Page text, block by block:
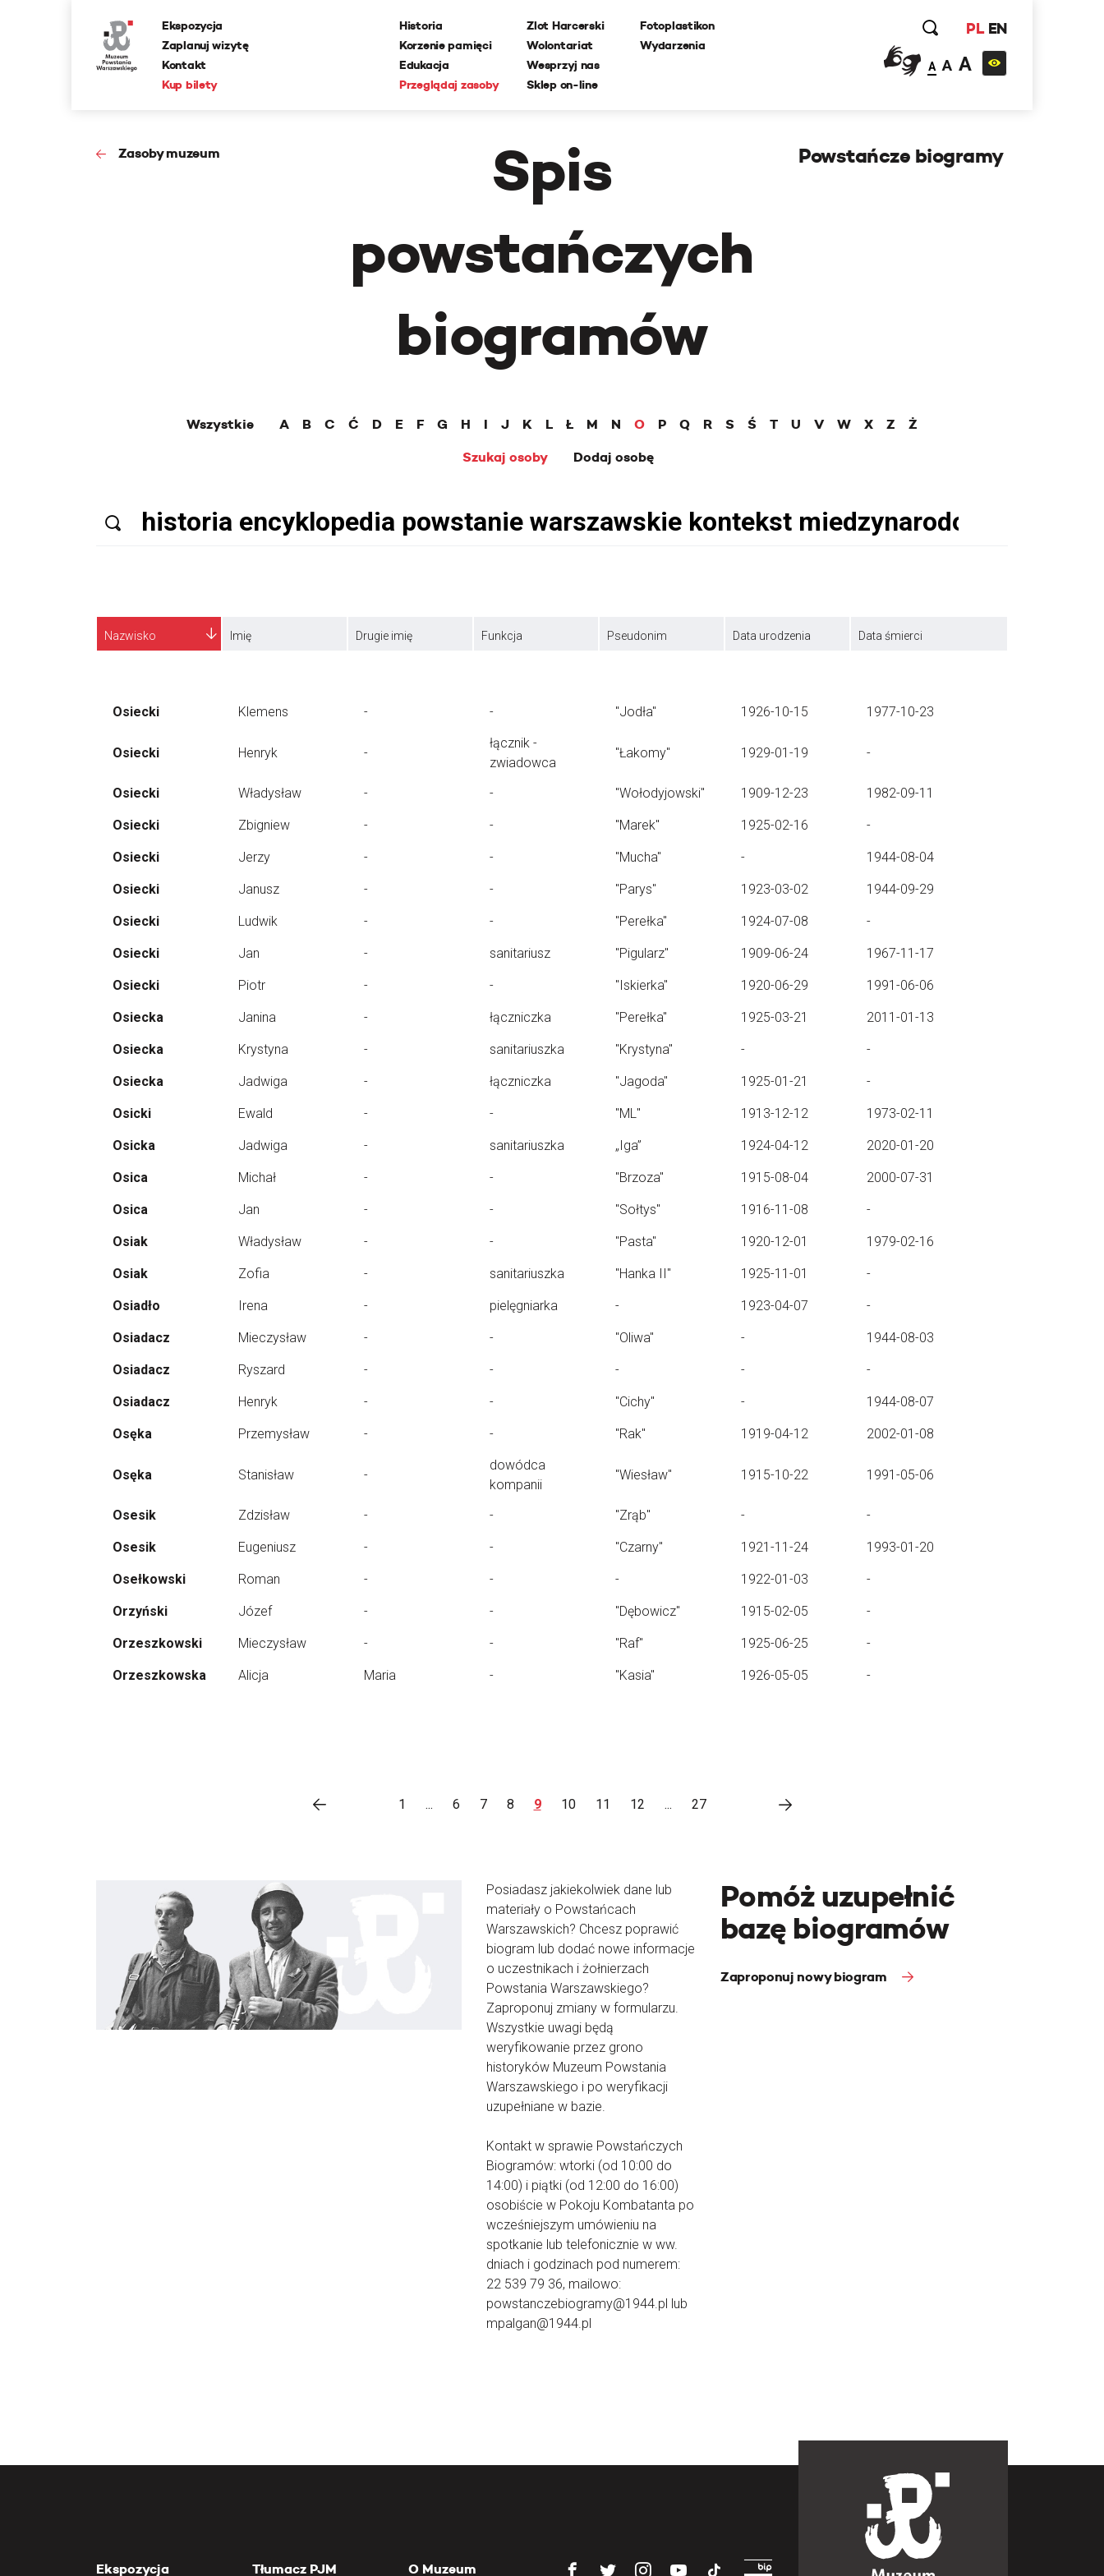
Ekspozycja
Zaplanuj wizytę
Kontakt
Kup bilety
Historia
Korzenie pamięci
Edukacja
Przeglądaj zasoby
Zlot Harcerski
Wolontariat
Wesprzyj nas
Sklep on-line
Fotoplastikon
Wydarzenia
PL EN
A A A
Zasoby muzeum
Spis
powstańczych
biogramów
Powstańcze biogramy
Wszystkie A B C Ć D E F G H I J K L Ł M N O P Q R S Ś T U V W X Z
Ż
Szukaj osoby
Dodaj osobę
Nazwisko Imię Drugie imię Funkcja Pseudonim Data urodzenia Data śmierci
Osiecki Klemens - - "Jodła" 1926-10-15 1977-10-23
Osiecki Henryk -
łącznik -
zwiadowca
"Łakomy" 1929-01-19 -
Osiecki Władysław - - "Wołodyjowski" 1909-12-23 1982-09-11
Osiecki Zbigniew - - "Marek" 1925-02-16 -
Osiecki Jerzy - - "Mucha" - 1944-08-04
Osiecki Janusz - - "Parys" 1923-03-02 1944-09-29
Osiecki Ludwik - - "Perełka" 1924-07-08 -
Osiecki Jan - sanitariusz "Pigularz" 1909-06-24 1967-11-17
Osiecki Piotr - - "Iskierka" 1920-06-29 1991-06-06
Osiecka Janina - łączniczka "Perełka" 1925-03-21 2011-01-13
Osiecka Krystyna - sanitariuszka "Krystyna" - -
Osiecka Jadwiga - łączniczka "Jagoda" 1925-01-21 -
Osicki Ewald - - "ML" 1913-12-12 1973-02-11
Osicka Jadwiga - sanitariuszka „Iga” 1924-04-12 2020-01-20
Osica Michał - - "Brzoza" 1915-08-04 2000-07-31
Osica Jan - - "Sołtys" 1916-11-08 -
Osiak Władysław - - "Pasta" 1920-12-01 1979-02-16
Osiak Zofia - sanitariuszka "Hanka II" 1925-11-01 -
Osiadło Irena - pielęgniarka - 1923-04-07 -
Osiadacz Mieczysław - - "Oliwa" - 1944-08-03
Osiadacz Ryszard - - - - -
Osiadacz Henryk - - "Cichy" - 1944-08-07
Osęka Przemysław - - "Rak" 1919-04-12 2002-01-08
Osęka Stanisław -
dowódca
kompanii
"Wiesław" 1915-10-22 1991-05-06
Osesik Zdzisław - - "Zrąb" - -
Osesik Eugeniusz - - "Czarny" 1921-11-24 1993-01-20
Osełkowski Roman - - - 1922-01-03 -
Orzyński Józef - - "Dębowicz" 1915-02-05 -
Orzeszkowski Mieczysław - - "Raf" 1925-06-25 -
Orzeszkowska Alicja Maria - "Kasia" 1926-05-05 -
1 ... 6 7 8 9 10 11 12 ... 27
Posiadasz jakiekolwiek dane lub
materiały o Powstańcach
Warszawskich? Chcesz poprawić
biogram lub dodać nowe informacje
o uczestnikach i żołnierzach
Powstania Warszawskiego?
Zaproponuj zmiany w formularzu.
Wszystkie uwagi będą
weryfikowanie przez grono
historyków Muzeum Powstania
Warszawskiego i po weryfikacji
uzupełniane w bazie.
Kontakt w sprawie Powstańczych
Biogramów: wtorki (od 10:00 do
14:00) i piątki (od 12:00 do 16:00)
osobiście w Pokoju Kombatanta po
wcześniejszym umówieniu na
spotkanie lub telefonicznie w ww.
dniach i godzinach pod numerem:
22 539 79 36, mailowo:
powstanczebiogramy@1944.pl lub
mpalgan@1944.pl
Pomóż uzupełnić
bazę biogramów
Zaproponuj nowy biogram
Ekspozycja Tłumacz PJM O Muzeum